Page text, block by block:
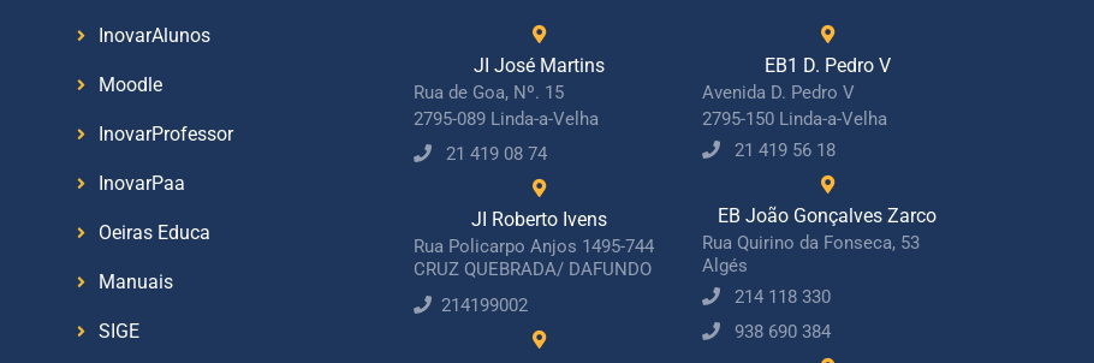
InovarAlunos
Moodle
InovarProfessor
InovarPaa
Oeiras Educa
Manuais
SIGE
JI José Martins
Rua de Goa, Nº. 15
2795-089 Linda-a-Velha
21 419 08 74
JI Roberto Ivens
Rua Policarpo Anjos 1495-744
CRUZ QUEBRADA/ DAFUNDO
214199002
EB1 D. Pedro V
Avenida D. Pedro V
2795-150 Linda-a-Velha
21 419 56 18
EB João Gonçalves Zarco
Rua Quirino da Fonseca, 53
Algés
214 118 330
938 690 384